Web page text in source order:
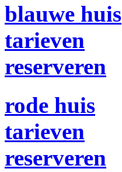
blauwe huis
tarieven
reserveren
rode huis
tarieven
reserveren